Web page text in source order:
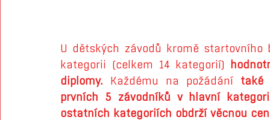
U dětských závodů kromě
kategorii (celkem 14 kategorií)
diplomy. Každému na požádání také
prvních 5 závodníků v hlavní
ostatních kategoriích obdrží věcnou